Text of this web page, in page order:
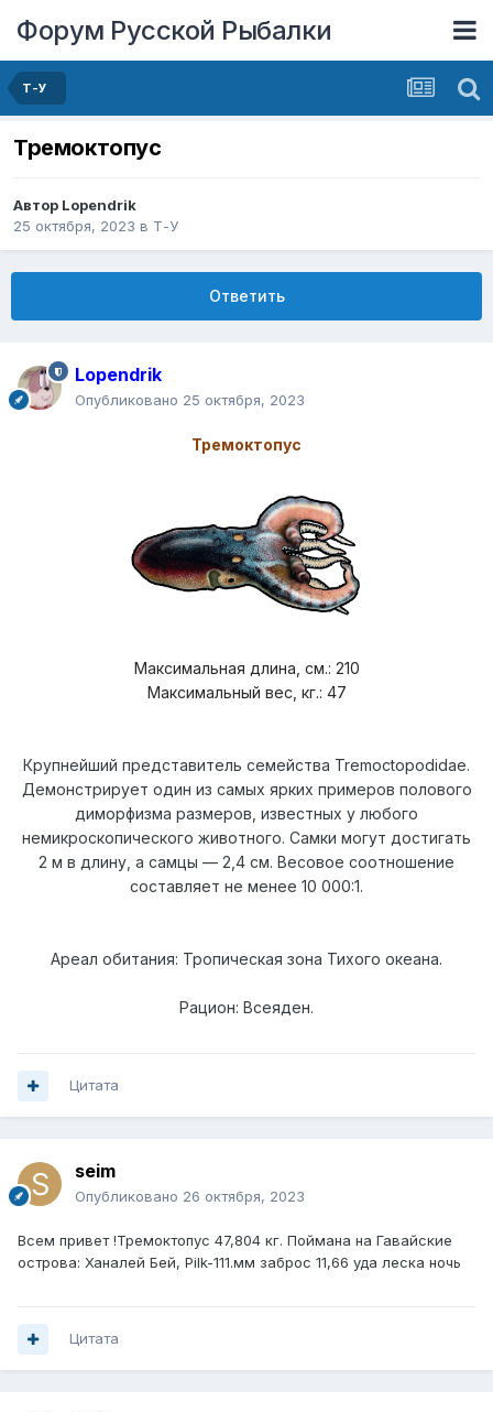
Форум Русской Рыбалки
Т-У
Тремоктопус
Автор Lopendrik
25 октября, 2023 в Т-У
Ответить
Lopendrik
Опубликовано 25 октября, 2023
Тремоктопус
Максимальная длина, см.: 210
Максимальный вес, кг.: 47
Крупнейший представитель семейства Tremoctopodidae.
Демонстрирует один из самых ярких примеров полового
диморфизма размеров, известных у любого
немикроскопического животного. Самки могут достигать
2 м в длину, а самцы — 2,4 см. Весовое соотношение
составляет не менее 10 000:1.
Ареал обитания: Тропическая зона Тихого океана.
Рацион: Всеяден.
Цитата
seim
Опубликовано 26 октября, 2023
Всем привет !Тремоктопус 47,804 кг. Поймана на Гавайские
острова: Ханалей Бей, Pilk-111.мм заброс 11,66 уда леска ночь
Цитата